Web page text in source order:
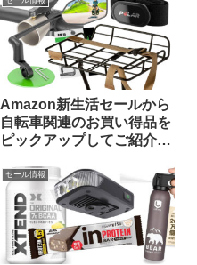
Amazon新生活セールから
自転車関連のお買い得品を
ピックアップしてご紹介し
セール情報